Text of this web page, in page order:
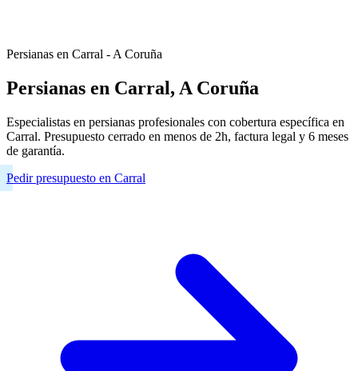
Persianas en Carral - A Coruña
Persianas en Carral, A Coruña
Especialistas en persianas profesionales con cobertura específica en
Carral. Presupuesto cerrado en menos de 2h, factura legal y 6 meses
de garantía.
Pedir presupuesto en Carral